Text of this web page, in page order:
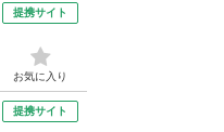
提携サイト
お気に入り
提携サイト